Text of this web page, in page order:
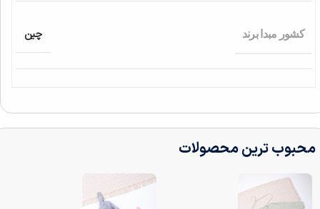
کشور مبدا برند چین
محبوب ترین محصولات